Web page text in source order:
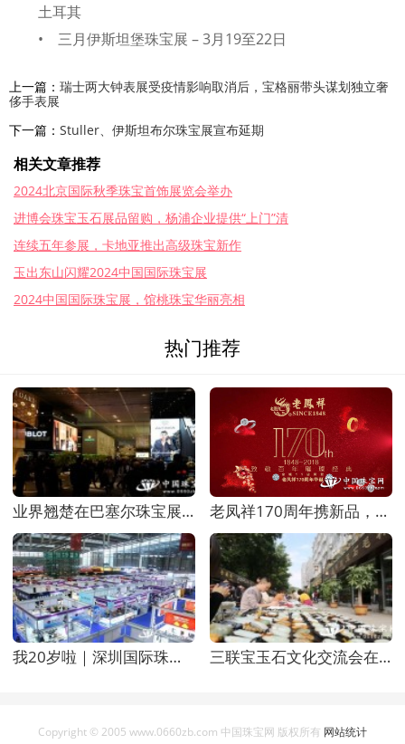
土耳其
• 三月伊斯坦堡珠宝展 – 3月19至22日
上一篇： 瑞士两大钟表展受疫情影响取消后，宝格丽带头谋划独立奢
侈手表展
下一篇： Stuller、伊斯坦布尔珠宝展宣布延期
相关文章推荐
2024北京国际秋季珠宝首饰展览会举办
进博会珠宝玉石展品留购，杨浦企业提供“上门”清
连续五年参展，卡地亚推出高级珠宝新作
玉出东山闪耀2024中国国际珠宝展
2024中国国际珠宝展，馆桃珠宝华丽亮相
热门推荐
业界翘楚在巴塞尔珠宝展向全球公众展示2019年钟表 老凤祥170周年携新品，亮相中国国际珠宝展
我20岁啦｜深圳国际珠宝展这场时尚盛宴，你不能错 三联宝玉石文化交流会在三联水晶玉石文化村举行
Copyright © 2005 www.0660zb.com 中国珠宝网 版权所有 网站统计